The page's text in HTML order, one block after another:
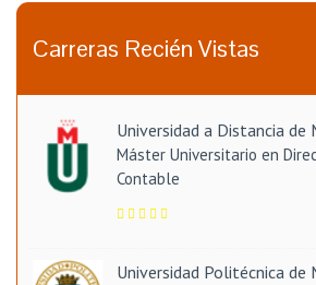
Carreras Recién Vistas
Universidad a Distancia de
Máster Universitario en
Contable
Universidad Politécnica de